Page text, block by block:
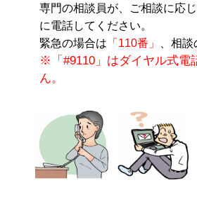
専門の相談員が、ご相談に応
に電話してください。
緊急の場合は 「110番」 、相
※「#9110」はダイヤル式電
ん。